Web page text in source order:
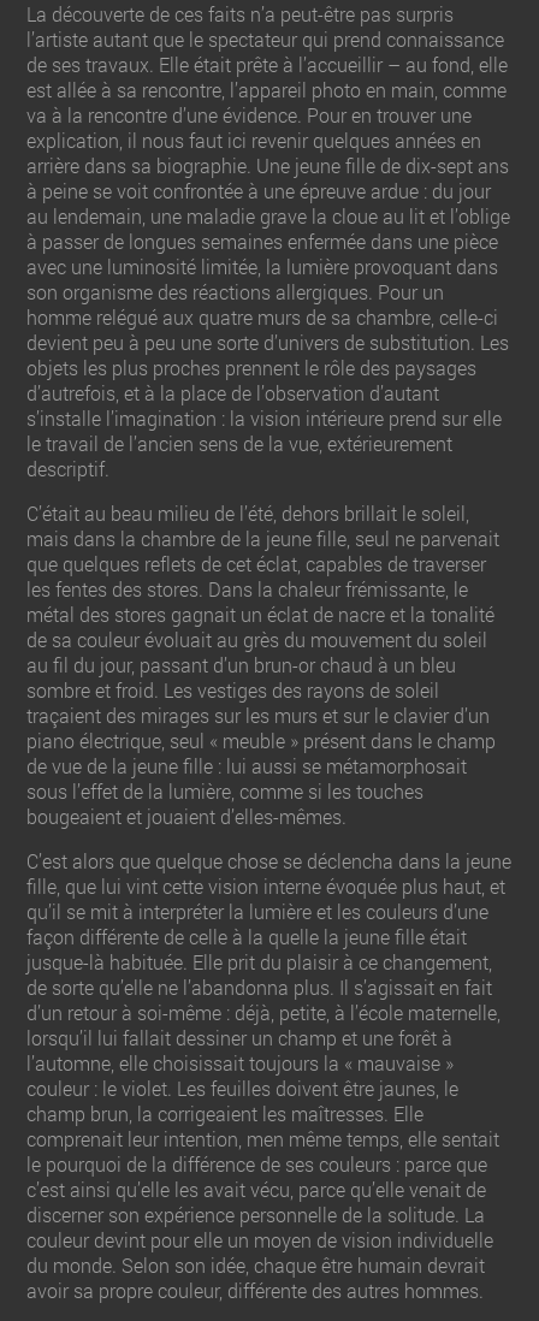
La découverte de ces faits n’a peut-être pas surpris
l’artiste autant que le spectateur qui prend connaissance
de ses travaux. Elle était prête à l’accueillir – au fond, elle
est allée à sa rencontre, l’appareil photo en main, comme
va à la rencontre d’une évidence. Pour en trouver une
explication, il nous faut ici revenir quelques années en
arrière dans sa biographie. Une jeune fille de dix-sept ans
à peine se voit confrontée à une épreuve ardue : du jour
au lendemain, une maladie grave la cloue au lit et l’oblige
à passer de longues semaines enfermée dans une pièce
avec une luminosité limitée, la lumière provoquant dans
son organisme des réactions allergiques. Pour un
homme relégué aux quatre murs de sa chambre, celle-ci
devient peu à peu une sorte d’univers de substitution. Les
objets les plus proches prennent le rôle des paysages
d’autrefois, et à la place de l’observation d’autant
s’installe l’imagination : la vision intérieure prend sur elle
le travail de l’ancien sens de la vue, extérieurement
descriptif.
C’était au beau milieu de l’été, dehors brillait le soleil,
mais dans la chambre de la jeune fille, seul ne parvenait
que quelques reflets de cet éclat, capables de traverser
les fentes des stores. Dans la chaleur frémissante, le
métal des stores gagnait un éclat de nacre et la tonalité
de sa couleur évoluait au grès du mouvement du soleil
au fil du jour, passant d’un brun-or chaud à un bleu
sombre et froid. Les vestiges des rayons de soleil
traçaient des mirages sur les murs et sur le clavier d’un
piano électrique, seul « meuble » présent dans le champ
de vue de la jeune fille : lui aussi se métamorphosait
sous l’effet de la lumière, comme si les touches
bougeaient et jouaient d’elles-mêmes.
C’est alors que quelque chose se déclencha dans la jeune
fille, que lui vint cette vision interne évoquée plus haut, et
qu’il se mit à interpréter la lumière et les couleurs d’une
façon différente de celle à la quelle la jeune fille était
jusque-là habituée. Elle prit du plaisir à ce changement,
de sorte qu’elle ne l’abandonna plus. Il s’agissait en fait
d’un retour à soi-même : déjà, petite, à l’école maternelle,
lorsqu’il lui fallait dessiner un champ et une forêt à
l’automne, elle choisissait toujours la « mauvaise »
couleur : le violet. Les feuilles doivent être jaunes, le
champ brun, la corrigeaient les maîtresses. Elle
comprenait leur intention, men même temps, elle sentait
le pourquoi de la différence de ses couleurs : parce que
c’est ainsi qu’elle les avait vécu, parce qu’elle venait de
discerner son expérience personnelle de la solitude. La
couleur devint pour elle un moyen de vision individuelle
du monde. Selon son idée, chaque être humain devrait
avoir sa propre couleur, différente des autres hommes.